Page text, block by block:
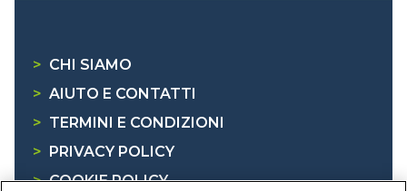
> CHI SIAMO
> AIUTO E CONTATTI
> TERMINI E CONDIZIONI
>
PRIVACY POLICY
> COOKIE POLICY